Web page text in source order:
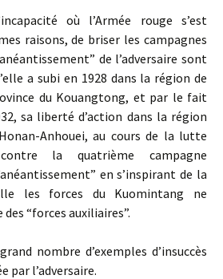
où l’Armée rouge s’est
raisons, de briser les campagnes
de l’adversaire sont
a subi en 1928 dans la région de
du Kouangtong, et par le fait
sa liberté d’action dans la région
Anhouei, au cours de la lutte
la quatrième campagne
en s’inspirant de la
les forces du Kuomintang ne
“forces auxiliaires”.
nombre d’exemples d’insuccès
par l’adversaire.